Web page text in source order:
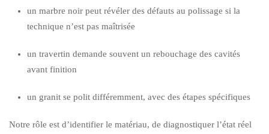
un marbre noir peut révéler des défauts au polissage si la
technique n’est pas maîtrisée
un travertin demande souvent un rebouchage des cavités
avant finition
un granit se polit différemment, avec des étapes spécifiques
Notre rôle est d’identifier le matériau, de diagnostiquer l’état réel